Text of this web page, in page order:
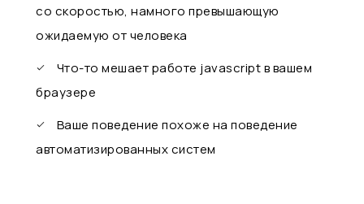
со скоростью, намного превышающую
ожидаемую от человека
Что-то мешает работе javascript в вашем
браузере
Ваше поведение похоже на поведение
автоматизированных систем